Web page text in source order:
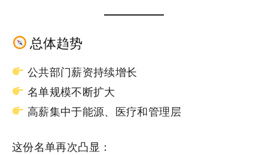
总体趋势
公共部门薪资持续增长
名单规模不断扩大
高薪集中于能源、医疗和管理层
这份名单再次凸显：